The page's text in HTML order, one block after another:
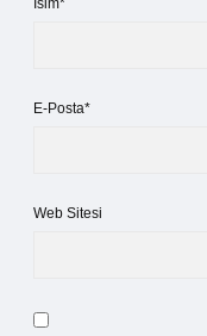
İsim*
E-Posta*
Web Sitesi